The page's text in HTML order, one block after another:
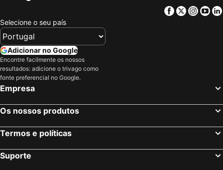
Facebook
Twitter
Selecione o seu país
Adicionar no Google
Encontre facilmente os nossos
resultados: adicione o trivago como
fonte preferencial no Google.
Empresa
Os nossos produtos
Termos e políticas
Suporte